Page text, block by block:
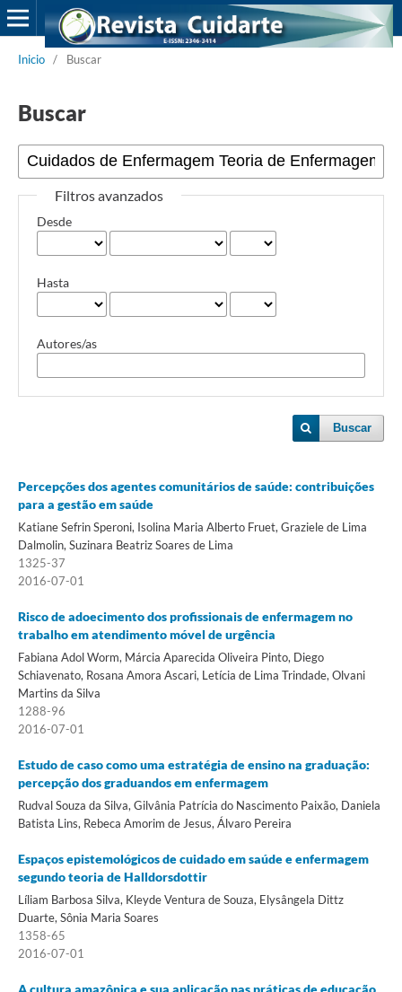
Inicio / Buscar
Buscar
Filtros avanzados
Desde
Hasta
Autores/as
Buscar
Percepções dos agentes comunitários de saúde: contribuições
para a gestão em saúde
Katiane Sefrin Speroni, Isolina Maria Alberto Fruet, Graziele de Lima
Dalmolin, Suzinara Beatriz Soares de Lima
1325-37
2016-07-01
Risco de adoecimento dos profissionais de enfermagem no
trabalho em atendimento móvel de urgência
Fabiana Adol Worm, Márcia Aparecida Oliveira Pinto, Diego
Schiavenato, Rosana Amora Ascari, Letícia de Lima Trindade, Olvani
Martins da Silva
1288-96
2016-07-01
Estudo de caso como uma estratégia de ensino na graduação:
percepção dos graduandos em enfermagem
Rudval Souza da Silva, Gilvânia Patrícia do Nascimento Paixão, Daniela
Batista Lins, Rebeca Amorim de Jesus, Álvaro Pereira
Espaços epistemológicos de cuidado em saúde e enfermagem
segundo teoria de Halldorsdottir
Líliam Barbosa Silva, Kleyde Ventura de Souza, Elysângela Dittz
Duarte, Sônia Maria Soares
1358-65
2016-07-01
A cultura amazônica e sua aplicação nas práticas de educação